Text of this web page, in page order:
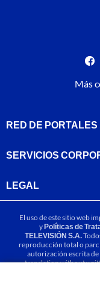
Más
RED DE PORTALES
SERVICIOS
LEGAL
El uso de este sitio web
yPolíticas de
TELEVISIÓN S.A.
reproducción total o
autorización escrita
translation without